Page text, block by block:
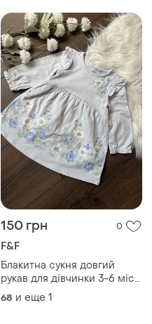
150 грн 0
F&F
Блакитна сукня довгий
рукав для дівчинки 3-6 міс
68 см бавовняна з квітами
білими синіми ніжна
68 и еще 1